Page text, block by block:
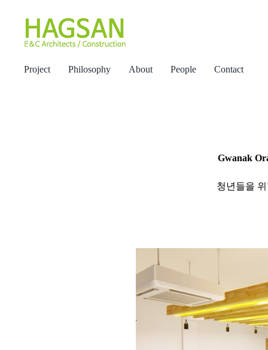
Project Philosophy About People Contact
Gwanak
청년들을